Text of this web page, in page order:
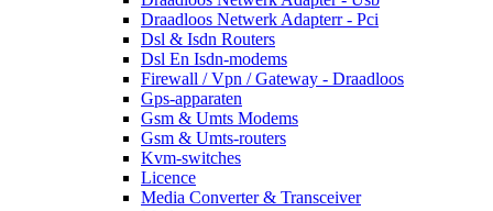
Draadloos Netwerk Adapterr - Pci
Dsl & Isdn Routers
Dsl En Isdn-modems
Firewall / Vpn / Gateway - Draadloos
Gps-apparaten
Gsm & Umts Modems
Gsm & Umts-routers
Kvm-switches
Licence
Media Converter & Transceiver